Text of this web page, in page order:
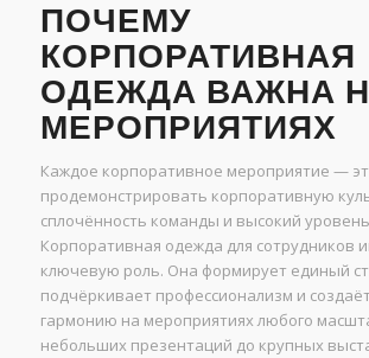
ПОЧЕМУ
КОРПОРАТИВНАЯ
ОДЕЖДА ВАЖНА
МЕРОПРИЯТИЯХ
Каждое корпоративное мероприятие —
продемонстрировать корпоративную
сплочённость команды и высокий
Корпоративная одежда для сотрудников
ключевую роль. Она формирует единый
подчёркивает профессионализм и
гармонию на мероприятиях любого
небольших презентаций до крупных